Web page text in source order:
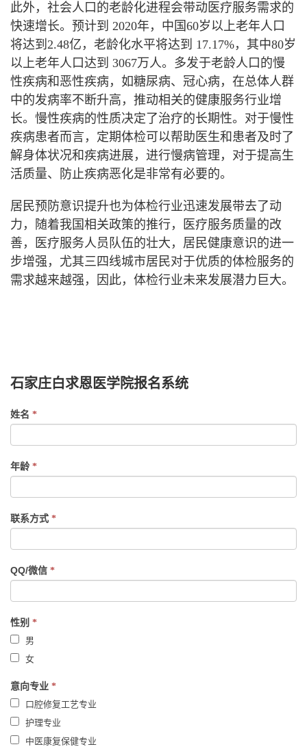
此外，社会人口的老龄化进程会带动医疗服务需求的
快速增长。预计到 2020年，中国60岁以上老年人口
将达到 2.48亿，老龄化水平将达到 17.17%，其中80岁
以上老年人口达到 3067万人。多发于老龄人口的慢
性疾病和恶性疾病，如糖尿病、冠心病，在总体人群
中的发病率不断升高，推动相关的健康服务行业增
长。慢性疾病的性质决定了治疗的长期性。对于慢性
疾病患者而言，定期体检可以帮助医生和患者及时了
解身体状况和疾病进展，进行慢病管理，对于提高生
活质量、防止疾病恶化是非常有必要的。
居民预防意识提升也为体检行业迅速发展带去了动
力，随着我国相关政策的推行，医疗服务质量的改
善，医疗服务人员队伍的壮大，居民健康意识的进一
步增强，尤其三四线城市居民对于优质的体检服务的
需求越来越强，因此，体检行业未来发展潜力巨大。
石家庄白求恩医学院报名系统
If
are
human,
leave
this
field
blank.
姓名 *
年龄 *
联系方式 *
QQ/微信 *
性别 *
男
女
意向专业 *
口腔修复工艺专业
护理专业
中医康复保健专业